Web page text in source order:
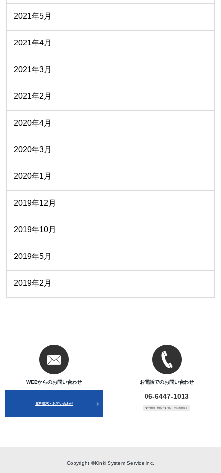
2021年5月
2021年4月
2021年3月
2021年2月
2020年4月
2020年3月
2020年1月
2019年12月
2019年10月
2019年5月
2019年2月
WEBからのお問い合わせ
資料請求・お問い合わせ
お電話でのお問い合わせ
06-6447-1013
受付時間：9:00〜17:00（土日祝除く）
Copyright ©Kinki System Service inc.